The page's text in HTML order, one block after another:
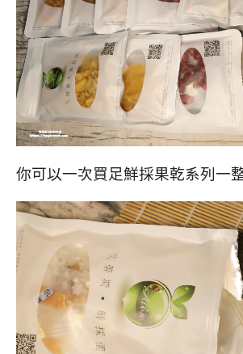
你可以一次買足鮮採果乾系列一